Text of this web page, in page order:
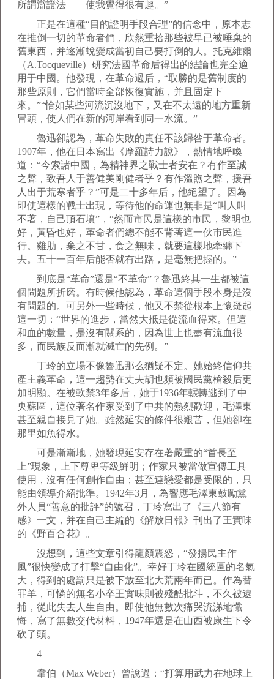
所謂辯證法——使我覺得很有趣。”
正是在這種“目的證明手段合理”的信念中，原本志
在推倒一切的革命者們，欣然重拾那些被早已被唾棄的
舊東西，并逐漸蛻變成當初自己要打倒的人。托克維爾
（A.Tocqueville）研究法國革命后得出的結論也完全適
用于中國。他發現，在革命過后，“取勝的是舊制度的
那些原則，它們當時全部恢復實施，并且固定下
來。”“恰如某些河流沉沒地下，又在不太遠的地方重新
冒頭，使人們在新的河岸看到同一水流。”
魯迅卻認為，革命失敗的責任不該歸咎于革命者。
1907年，他在日本寫出《摩羅詩力說》，熱情地呼喚
道：“今索諸中國，為精神界之戰士者安在？有作至誠
之聲，致吾人于善健美剛健者乎？有作溫煦之聲，援吾
人出于荒寒者乎？”可是二十多年后，他絕望了。因為
即使這樣的戰士出現，等待他的命運也無非是“叫人叫
不著，自己頂石墳”，“然而市民是這樣的市民，黎明也
好，黃昏也好，革命者們總不能不背著這一伙市民進
行。雞肋，棄之不甘，食之無味，就要這樣地牽纏下
去。五十一百年后能否就有出路，是毫無把握的。”
到底是“革命”還是“不革命”？魯迅終其一生都被這
個問題所折磨。有時候他認為，革命這個手段本身是沒
有問題的。可另外一些時候，他又不禁從根本上懷疑起
這一切：“世界的進步，當然大抵是從流血得來。但這
和血的數量，是沒有關系的，因為世上也盡有流血很
多，而民族反而漸就滅亡的先例。”
丁玲的立場不像魯迅那么猶疑不定。她始終信仰共
產主義革命，這一趨勢在丈夫胡也頻被國民黨槍殺后更
加明顯。在被軟禁3年多后，她于1936年輾轉逃到了中
央蘇區，這位著名作家受到了中共的熱烈歡迎，毛澤東
甚至親自接見了她。雖然延安的條件很艱苦，但她卻在
那里如魚得水。
可是漸漸地，她發現延安存在著嚴重的“首長至
上”現象，上下尊卑等級鮮明；作家只被當做宣傳工具
使用，沒有任何創作自由；甚至連戀愛都是受限的，只
能由領導介紹批準。1942年3月，為響應毛澤東鼓勵黨
外人員“善意的批評”的號召，丁玲寫出了《三八節有
感》一文，并在自己主編的《解放日報》刊出了王實味
的《野百合花》。
沒想到，這些文章引得龍顏震怒，“發揚民主作
風”很快變成了打擊“自由化”。幸好丁玲在國統區的名氣
大，得到的處罰只是被下放至北大荒兩年而已。作為替
罪羊，可憐的無名小卒王實味則被殘酷批斗，不久被逮
捕，從此失去人生自由。即使他無數次痛哭流涕地懺
悔，寫了無數交代材料，1947年還是在山西被康生下令
砍了頭。
4
韋伯（Max Weber）曾說過：“打算用武力在地球上